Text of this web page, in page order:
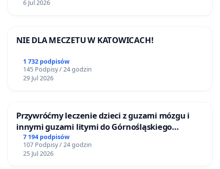
6 Jul 2026
NIE DLA MECZETU W KATOWICACH!
1 732 podpisów
145 Podpisy / 24 godzin
29 Jul 2026
Przywróćmy leczenie dzieci z guzami mózgu i
innymi guzami litymi do Górnośląskiego
Centrum Zdrowia Dziecka w Katowicach
7 194 podpisów
107 Podpisy / 24 godzin
25 Jul 2026